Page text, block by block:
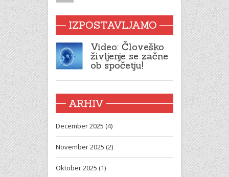
IZPOSTAVLJAMO
Video: Človeško
življenje se začne
ob spočetju!
ARHIV
December 2025 (4)
November 2025 (2)
Oktober 2025 (1)